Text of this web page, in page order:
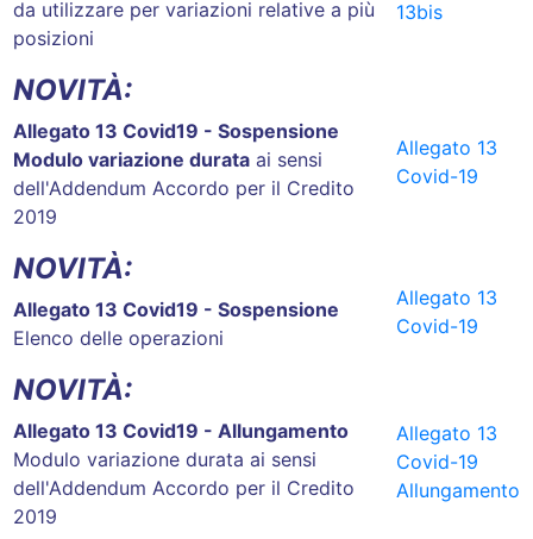
da utilizzare per variazioni relative a più
posizioni
13bis
NOVITÀ:
Allegato 13 Covid19 - Sospensione
Modulo variazione durata ai sensi
dell'Addendum Accordo per il Credito
2019
Allegato 13
Covid-19
NOVITÀ:
Allegato 13 Covid19 - Sospensione
Elenco delle operazioni
Allegato 13
Covid-19
NOVITÀ:
Allegato 13 Covid19 - Allungamento
Modulo variazione durata ai sensi
dell'Addendum Accordo per il Credito
2019
Allegato 13
Covid-19
Allungamento